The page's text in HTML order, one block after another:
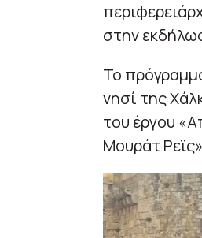
στην
Το
νησί της
του έργου
Μουράτ